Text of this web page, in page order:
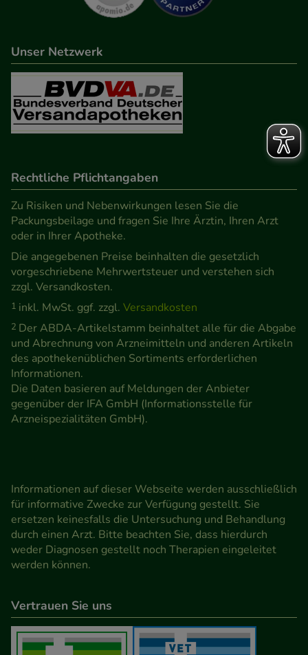
Unser Netzwerk
Rechtliche Pflichtangaben
Zu Risiken und Nebenwirkungen lesen Sie die
Packungsbeilage und fragen Sie Ihre Ärztin, Ihren Arzt
oder in Ihrer Apotheke.
Die angegebenen Preise beinhalten die gesetzlich
vorgeschriebene Mehrwertsteuer und verstehen sich
zzgl. Versandkosten.
1 inkl. MwSt. ggf. zzgl. Versandkosten
2 Der ABDA-Artikelstamm beinhaltet alle für die Abgabe
und Abrechnung von Arzneimitteln und anderen Artikeln
des apothekenüblichen Sortiments erforderlichen
Informationen.
Die Daten basieren auf Meldungen der Anbieter
gegenüber der IFA GmbH (Informationsstelle für
Arzneispezialitäten GmbH).
Informationen auf dieser Webseite werden ausschließlich
für informative Zwecke zur Verfügung gestellt. Sie
ersetzen keinesfalls die Untersuchung und Behandlung
durch einen Arzt. Bitte beachten Sie, dass hierdurch
weder Diagnosen gestellt noch Therapien eingeleitet
werden können.
Vertrauen Sie uns